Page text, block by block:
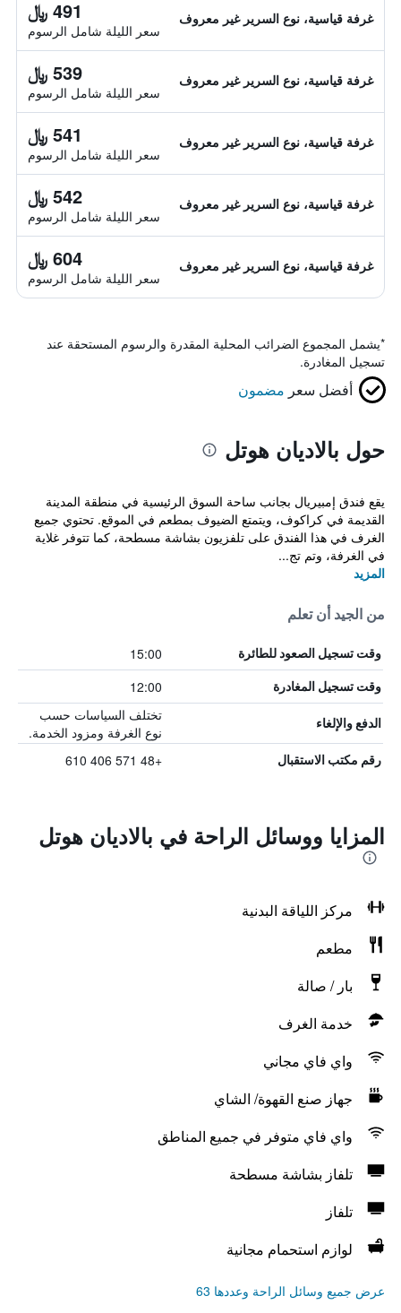
غرفة قياسية، نوع السرير غير معروف 491 ﷼
سعر الليلة شامل الرسوم
غرفة قياسية، نوع السرير غير معروف 539 ﷼
سعر الليلة شامل الرسوم
غرفة قياسية، نوع السرير غير معروف 541 ﷼
سعر الليلة شامل الرسوم
غرفة قياسية، نوع السرير غير معروف 542 ﷼
سعر الليلة شامل الرسوم
غرفة قياسية، نوع السرير غير معروف 604 ﷼
سعر الليلة شامل الرسوم
*يشمل المجموع الضرائب المحلية المقدرة والرسوم المستحقة عند
تسجيل المغادرة.
أفضل سعر مضمون
حول بالاديان هوتل
يقع فندق إمبيريال بجانب ساحة السوق الرئيسية في منطقة المدينة
القديمة في كراكوف، ويتمتع الضيوف بمطعم في الموقع. تحتوي جميع
الغرف في هذا الفندق على تلفزيون بشاشة مسطحة، كما تتوفر غلاية
في الغرفة، وتم تج...
المزيد
من الجيد أن تعلم
وقت تسجيل الصعود للطائرة 15:00
وقت تسجيل المغادرة 12:00
الدفع والإلغاء
تختلف السياسات حسب
نوع الغرفة ومزود الخدمة.
رقم مكتب الاستقبال +48 571 406 610
المزايا ووسائل الراحة في بالاديان هوتل
مركز اللياقة البدنية
مطعم
بار / صالة
خدمة الغرف
واي فاي مجاني
جهاز صنع القهوة/ الشاي
واي فاي متوفر في جميع المناطق
تلفاز بشاشة مسطحة
تلفاز
لوازم استحمام مجانية
عرض جميع وسائل الراحة وعددها 63